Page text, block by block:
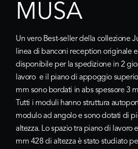
MUSA
Un vero Best-seller della collezione
linea di banconi reception originale
disponibile per la spedizione in 2
lavoro e il piano di appoggio
mm sono bordati in abs spessore 3
Tutti i moduli hanno struttura
modulo ad angolo e sono dotati di
altezza. Lo spazio tra piano di lavoro
mm 428 di altezza è stato studiato